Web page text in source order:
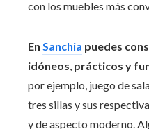
con los muebles más
En Sanchia puedes
idóneos, prácticos y
por ejemplo, juego de
tres sillas y sus
y de aspecto moderno.